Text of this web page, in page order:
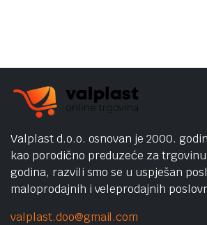
Valplast d.o.o. osnovan je 2000.
kao porodično preduzeće za
godina, razvili smo se u uspješan
maloprodajnih i veleprodajnih
valplast.doo@gmail.com